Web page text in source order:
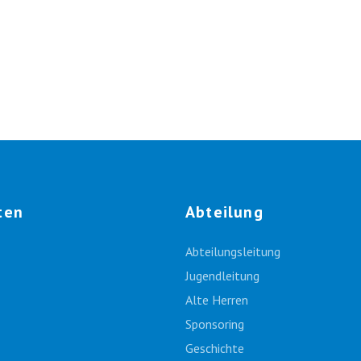
Abteilung
Abteilungsleitung
Jugendleitung
Alte Herren
Sponsoring
Geschichte